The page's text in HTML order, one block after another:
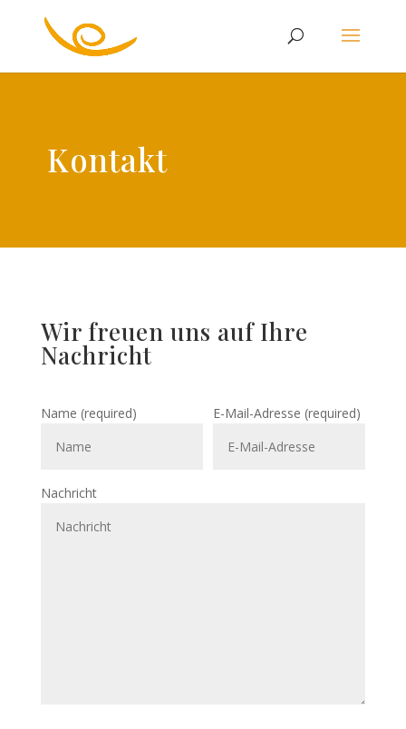
Kontakt
Wir freuen uns auf Ihre
Nachricht
Name (required) E-Mail-Adresse (required)
Nachricht